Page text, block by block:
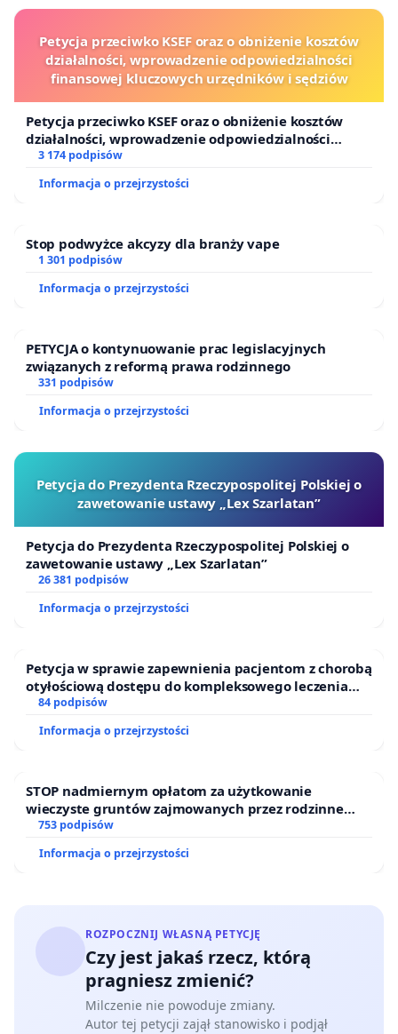
Petycja przeciwko KSEF oraz o obniżenie kosztów
działalności, wprowadzenie odpowiedzialności
finansowej kluczowych urzędników i sędziów
Petycja przeciwko KSEF oraz o obniżenie kosztów
działalności, wprowadzenie odpowiedzialności
finansowej kluczowych urzędników i sędziów
3 174 podpisów
Informacja o przejrzystości
Stop podwyżce akcyzy dla branży vape
1 301 podpisów
Informacja o przejrzystości
PETYCJA o kontynuowanie prac legislacyjnych
związanych z reformą prawa rodzinnego
331 podpisów
Informacja o przejrzystości
Petycja do Prezydenta Rzeczypospolitej Polskiej o
zawetowanie ustawy „Lex Szarlatan”
Petycja do Prezydenta Rzeczypospolitej Polskiej o
zawetowanie ustawy „Lex Szarlatan”
26 381 podpisów
Informacja o przejrzystości
Petycja w sprawie zapewnienia pacjentom z chorobą
otyłościową dostępu do kompleksowego leczenia
oraz programów profilaktycznych.
84 podpisów
Informacja o przejrzystości
STOP nadmiernym opłatom za użytkowanie
wieczyste gruntów zajmowanych przez rodzinne
ogrody działkowe.
753 podpisów
Informacja o przejrzystości
ROZPOCZNIJ WŁASNĄ PETYCJĘ
Czy jest jakaś rzecz, którą
pragniesz zmienić?
Milczenie nie powoduje zmiany.
Autor tej petycji zajął stanowisko i podjął